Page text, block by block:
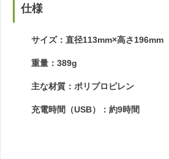
仕様
サイズ：直径113mm×高さ196mm
重量：389g
主な材質：ポリプロピレン
充電時間（USB）：約9時間